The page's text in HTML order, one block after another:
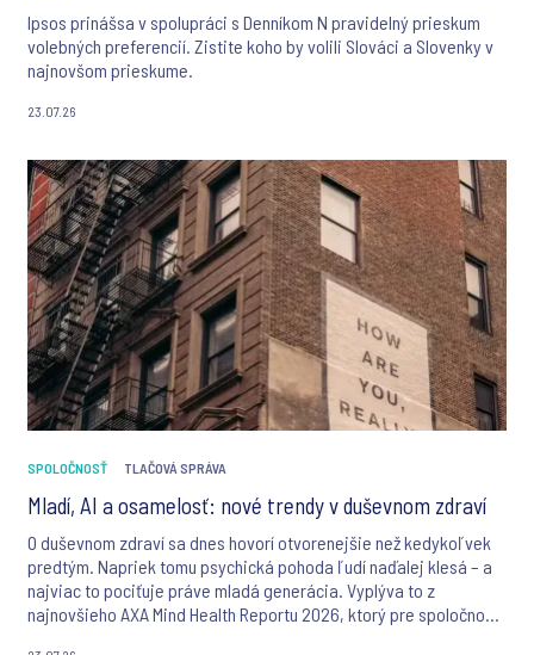
Ipsos prinášsa v spolupráci s Denníkom N pravidelný prieskum
volebných preferencií. Zistite koho by volili Slováci a Slovenky v
najnovšom prieskume.
23.07.26
SPOLOČNOSŤ TLAČOVÁ SPRÁVA
Mladí, AI a osamelosť: nové trendy v duševnom zdraví
O duševnom zdraví sa dnes hovorí otvorenejšie než kedykoľvek
predtým. Napriek tomu psychická pohoda ľudí naďalej klesá – a
najviac to pociťuje práve mladá generácia. Vyplýva to z
najnovšieho AXA Mind Health Reportu 2026, ktorý pre spoločnosť